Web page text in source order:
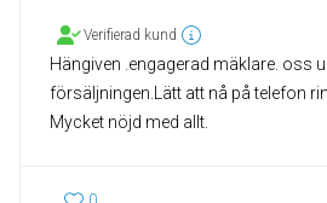
Verifierad kund
Hängiven .engagerad mäklare. oss
försäljningen.Lätt att nå på telefon
Mycket nöjd med allt.